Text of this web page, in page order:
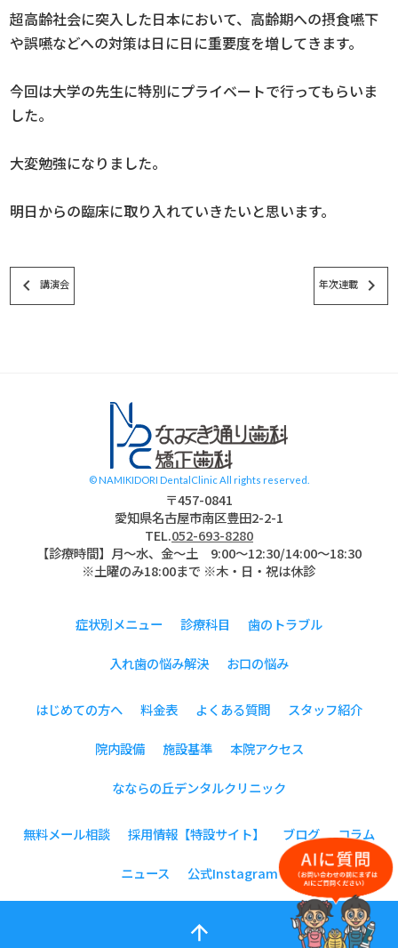
超高齢社会に突入した日本において、高齢期への摂食嚥下
や誤嚥などへの対策は日に日に重要度を増してきます。
今回は大学の先生に特別にプライベートで行ってもらいま
した。
大変勉強になりました。
明日からの臨床に取り入れていきたいと思います。
keyboard_arrow_left 講演会 年次連載 keyboard_arrow_right
© NAMIKIDORI DentalClinic All rights reserved.
〒457-0841
愛知県名古屋市南区豊田2-2-1
TEL.052-693-8280
【診療時間】月〜水、金～土 9:00〜12:30/14:00～18:30
※土曜のみ18:00まで ※木・日・祝は休診
症状別メニュー 診療科目 歯のトラブル
入れ歯の悩み解決 お口の悩み
はじめての方へ 料金表 よくある質問 スタッフ紹介
院内設備 施設基準 本院アクセス
なならの丘デンタルクリニック
無料メール相談 採用情報【特設サイト】 ブログ コラム
ニュース 公式Instagram
arrow_upward